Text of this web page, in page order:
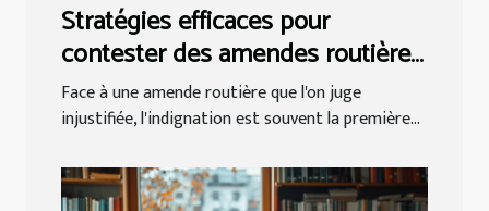
Stratégies efficaces pour
contester des amendes routières
injustifiées
Face à une amende routière que l'on juge
injustifiée, l'indignation est souvent la première...